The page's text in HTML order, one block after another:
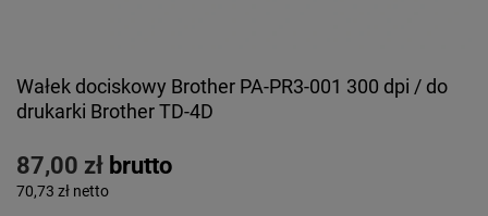
Wałek dociskowy Brother PA-PR3-001 300 dpi / do
drukarki Brother TD-4D
87,00 zł brutto
70,73 zł netto